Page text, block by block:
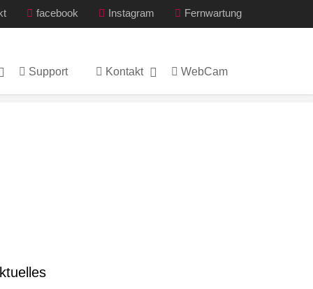
facebook Instagram Fernwartung
Support Kontakt WebCam